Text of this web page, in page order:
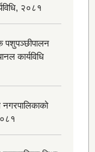
२०८१
पशुपञ्छीपालन
कार्यविधि